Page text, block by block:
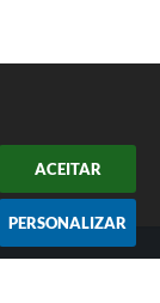
ACEITAR
PERSONALIZAR